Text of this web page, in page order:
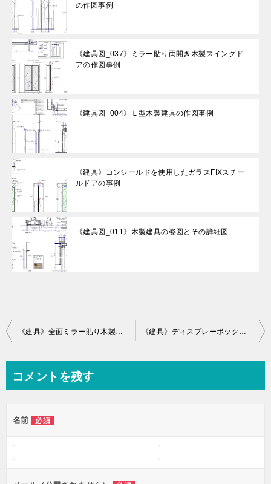
の作図事例
《建具図_037》ミラー貼り両開き木製スイングド
アの作図事例
《建具図_004》Ｌ型木製建具の作図事例
《建具》コンシールドを使用したガラスFIXスチー
ルドアの事例
《建具図_011》木製建具の姿図とその詳細図
投
ビ
ー
シ
ョ
コメントを残す
名前 必須